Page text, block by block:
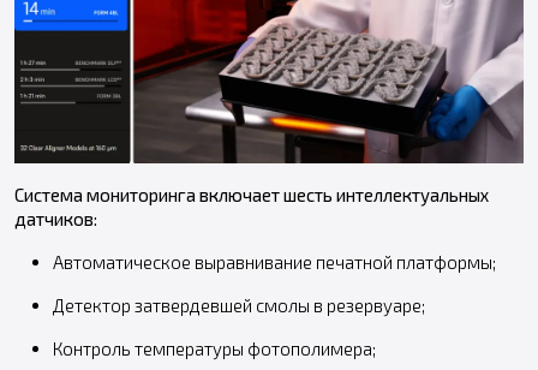
Система мониторинга включает шесть интеллектуальных
датчиков:
Автоматическое выравнивание печатной платформы;
Детектор затвердевшей смолы в резервуаре;
Контроль температуры фотополимера;